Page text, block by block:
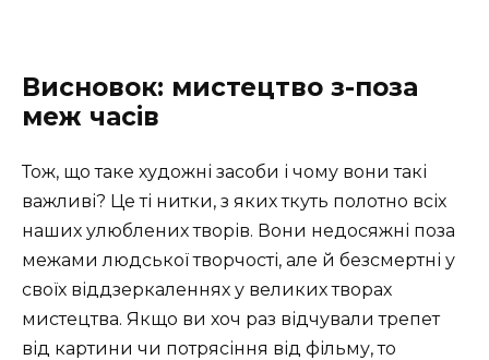
Висновок: мистецтво з-поза
меж часів
Тож, що таке художні засоби і чому вони такі
важливі? Це ті нитки, з яких ткуть полотно всіх
наших улюблених творів. Вони недосяжні поза
межами людської творчості, але й безсмертні у
своїх віддзеркаленнях у великих творах
мистецтва. Якщо ви хоч раз відчували трепет
від картини чи потрясіння від фільму, то